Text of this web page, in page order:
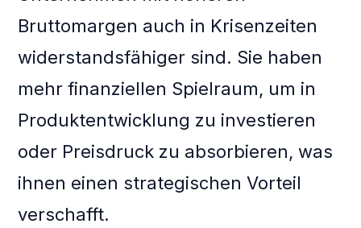
Bruttomargen auch in Krisenzeiten
widerstandsfähiger sind. Sie haben
mehr finanziellen Spielraum, um in
Produktentwicklung zu investieren
oder Preisdruck zu absorbieren, was
ihnen einen strategischen Vorteil
verschafft.